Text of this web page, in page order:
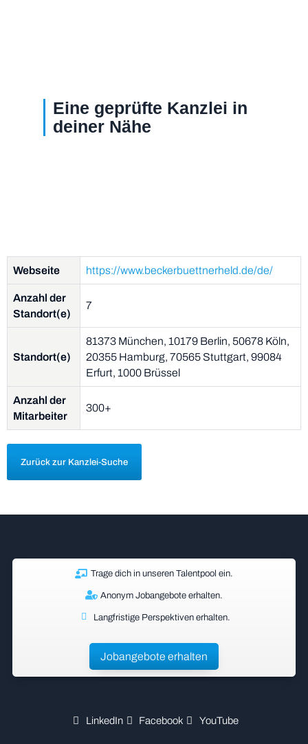
Eine geprüfte Kanzlei in
deiner Nähe
Webseite https://www.beckerbuettnerheld.de/de/
Anzahl der
Standort(e)
7
Standort(e)
81373 München, 10179 Berlin, 50678 Köln,
20355 Hamburg, 70565 Stuttgart, 99084
Erfurt, 1000 Brüssel
Anzahl der
Mitarbeiter
300+
Zurück zur Kanzlei-Suche
Trage dich in unseren Talentpool ein.
Anonym Jobangebote erhalten.
Langfristige Perspektiven erhalten.
Jobangebote erhalten
LinkedIn Facebook YouTube